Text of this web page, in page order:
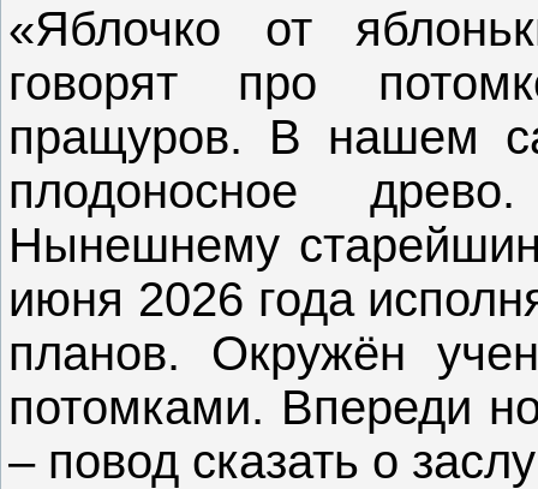
«Яблочко от
говорят про
пращуров. В нашем
плодоносное
Нынешнему
июня 2026 года
планов. Окружён
потомками. Впереди
– повод сказать о